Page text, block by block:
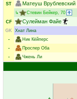
ST
Матеуш Врублевский
↳
Стевин Бейкер, 70
CF
Сулейман Файе
GK
Хнат Лина
-
Ник Кёйперс
-
Проспер Оба
-
Чжень Ли